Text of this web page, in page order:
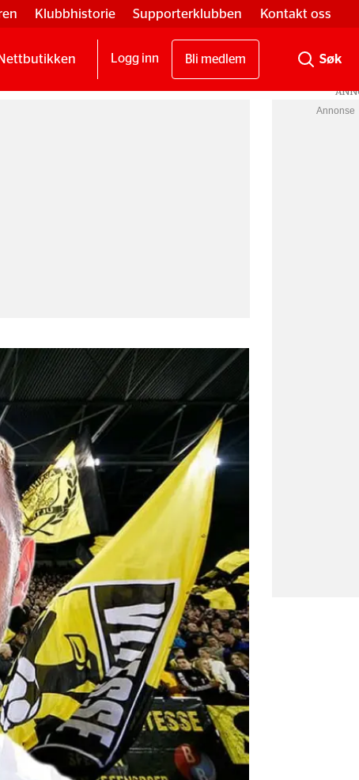
Klubbhistorie Supporterklubben Kontakt oss
Logg inn Bli medlem
Annonse